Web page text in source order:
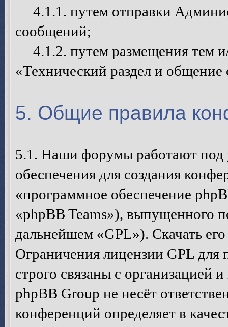
4.1.1. путем отправки
сообщений;
4.1.2. путем размещения тем
«Технический раздел и
5. Общие правила
5.1. Наши форумы работают под
обеспечения для создания
«программное обеспечение
«phpBB Teams»), выпущенного
дальнейшем «GPL»). Скачать
Ограничения лицензии GPL для
строго связаны с организацией
phpBB Group не несёт
конференций определяет в